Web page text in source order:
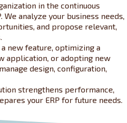
in the continuous
analyze your business needs,
and propose relevant,
new feature, optimizing a
application, or adopting new
design, configuration,
strengthens performance,
your ERP for future needs.